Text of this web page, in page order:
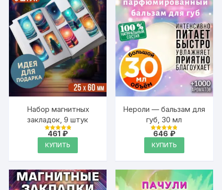
Набор магнитных
закладок, 9 штук
Оценка
из 5
461₽
КУПИТЬ
Нероли — бальзам для
губ, 30 мл
Оценка
из 5
646 ₽
КУПИТЬ